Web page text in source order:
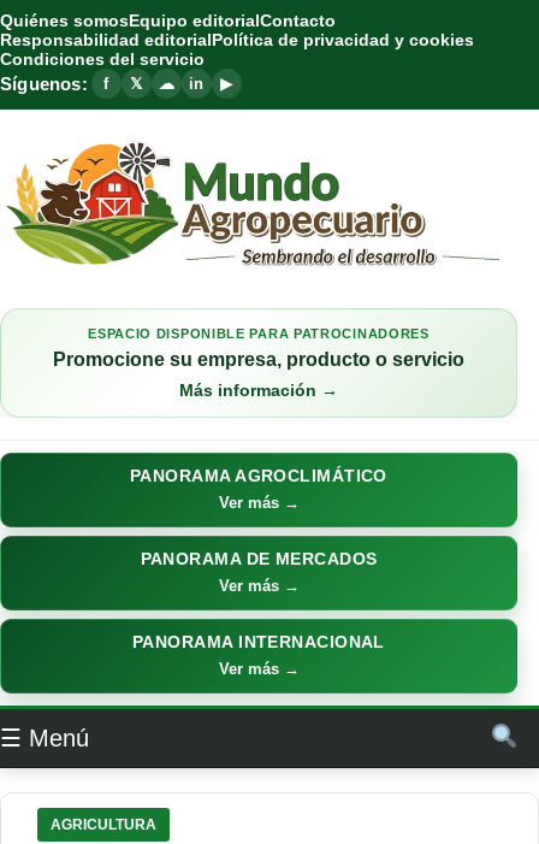
Quiénes somosEquipo editorialContacto
Responsabilidad editorialPolítica de privacidad y cookies
Condiciones del servicio
Síguenos: f 𝕏 ☁ in ▶
ESPACIO DISPONIBLE PARA PATROCINADORES
Promocione su empresa, producto o servicio
Más información →
PANORAMA AGROCLIMÁTICO
Ver más →
PANORAMA DE MERCADOS
Ver más →
PANORAMA INTERNACIONAL
Ver más →
☰ Menú
AGRICULTURA